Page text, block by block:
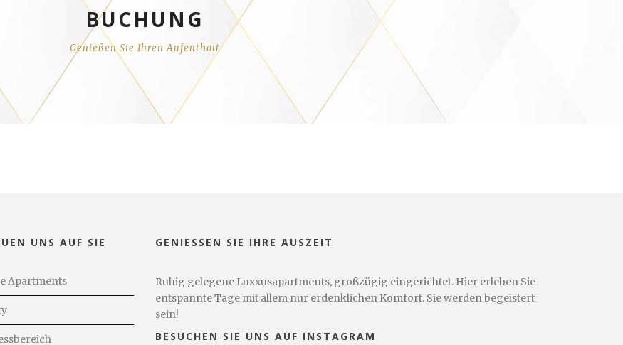
BUCHUNG
Genießen Sie Ihren Aufenthalt
UNS AUF SIE
Apartments
GENIESSEN SIE IHRE AUSZEIT
Ruhig gelegene Luxxusapartments, großzügig eingerichtet. Hier erleben Sie
entspannte Tage mit allem nur erdenklichen Komfort. Sie werden begeistert
sein!
BESUCHEN SIE UNS AUF INSTAGRAM